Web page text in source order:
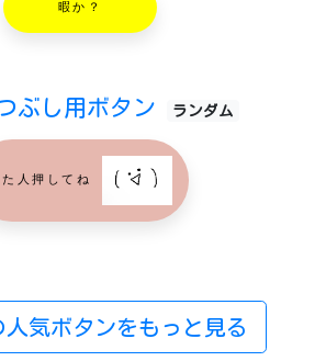
暇か？
ぶし用ボタン ランダム
た人押してね
気ボタンをもっと見る